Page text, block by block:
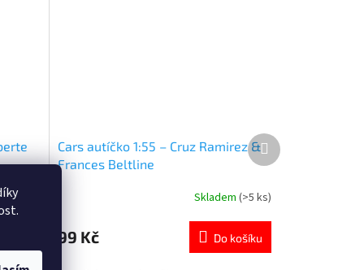
(1 ks)
Cars autíčko 1:55 – Cruz Ramirez &
Frances Beltline
produktu
je
Skladem(>5 ks)
99 Kč Do košíku
Další
produkt